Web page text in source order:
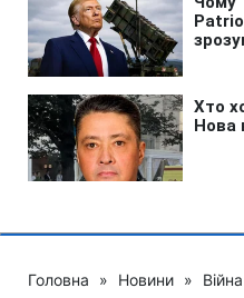
Головна » Новини »